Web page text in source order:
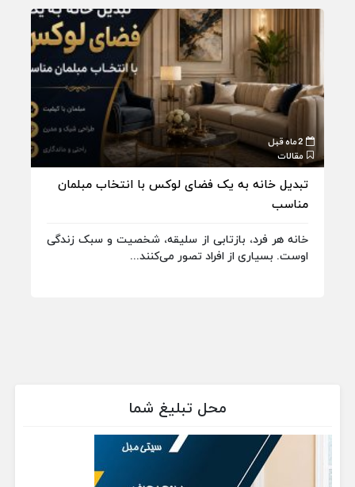
مقالات
تبدیل خانه به یک فضای لوکس با انتخاب مبلمان
مناسب
خانه هر فرد، بازتابی از سلیقه، شخصیت و سبک زندگی
اوست. بسیاری از افراد تصور می‌کنند...
محل تبلیغ شما